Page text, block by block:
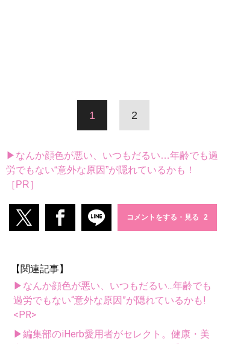
1 2
▶なんか顔色が悪い、いつもだるい…年齢でも過
労でもない“意外な原因”が隠れているかも！
［PR］
コメントをする・見る
【関連記事】
▶なんか顔色が悪い、いつもだるい...年齢でも
過労でもない“意外な原因”が隠れているかも!
<PR>
▶編集部のiHerb愛用者がセレクト。健康・美